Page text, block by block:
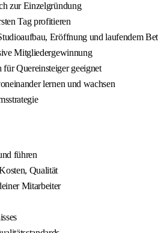
zur Einzelgründung
Tag profitieren
Eröffnung und laufendem
Mitgliedergewinnung
Quereinsteiger geeignet
lernen und wachsen
führen
Qualität
Mitarbeiter